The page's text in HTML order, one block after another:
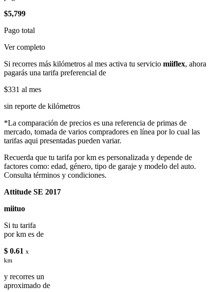
$5,799
Pago total
Ver completo
Si recorres más kilómetros al mes activa tu servicio miiflex, ahora
pagarás una tarifa preferencial de
$331 al mes
sin reporte de kilómetros
*La comparación de precios es una referencia de primas de
mercado, tomada de varios compradores en línea por lo cual las
tarifas aqui presentadas pueden variar.
Recuerda que tu tarifa por km es personalizada y depende de
factores como: edad, género, tipo de garaje y modelo del auto.
Consulta términos y condiciones.
Attitude SE 2017
miituo
Si tu tarifa
por km es de
$ 0.61 x
km
y recorres un
aproximado de